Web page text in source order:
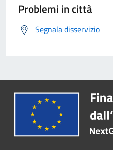
Problemi in città
Segnala disservizio